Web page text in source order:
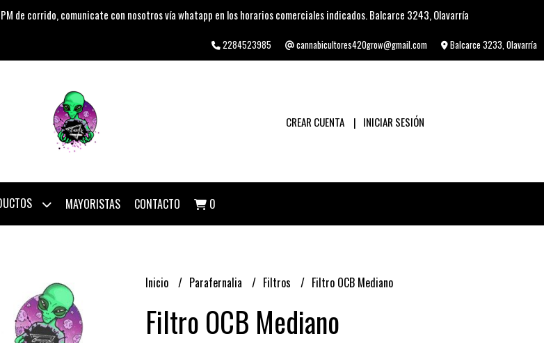
de corrido, comunicate con nosotros vía whatapp en los horarios comerciales indicados. Balcarce 3243, Olavarría
2284523985 cannabicultores420grow@gmail.com Balcarce 3233, Olavarría
CREAR CUENTA INICIAR SESIÓN
MAYORISTAS CONTACTO 0
Inicio Parafernalia Filtros Filtro OCB Mediano
Filtro OCB Mediano